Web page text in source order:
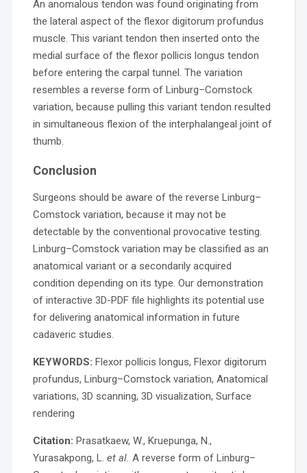
An anomalous tendon was found originating from
the lateral aspect of the flexor digitorum profundus
muscle. This variant tendon then inserted onto the
medial surface of the flexor pollicis longus tendon
before entering the carpal tunnel. The variation
resembles a reverse form of Linburg–Comstock
variation, because pulling this variant tendon resulted
in simultaneous flexion of the interphalangeal joint of
thumb.
Conclusion
Surgeons should be aware of the reverse Linburg–
Comstock variation, because it may not be
detectable by the conventional provocative testing.
Linburg–Comstock variation may be classified as an
anatomical variant or a secondarily acquired
condition depending on its type. Our demonstration
of interactive 3D-PDF file highlights its potential use
for delivering anatomical information in future
cadaveric studies.
KEYWORDS: Flexor pollicis longus, Flexor digitorum
profundus, Linburg–Comstock variation, Anatomical
variations, 3D scanning, 3D visualization, Surface
rendering
Citation: Prasatkaew, W., Kruepunga, N.,
Yurasakpong, L. et al. A reverse form of Linburg–